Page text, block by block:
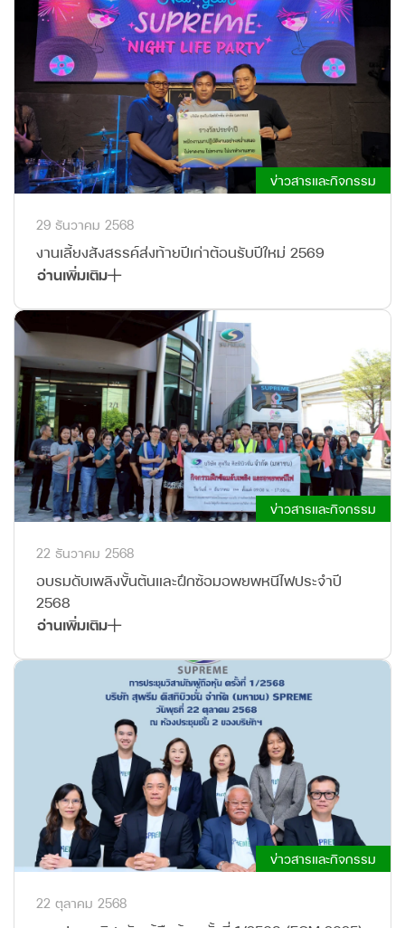
ข่าวสารและกิจกรรม
29 ธันวาคม 2568
งานเลี้ยงสังสรรค์ส่งท้ายปีเก่าต้อนรับปีใหม่ 2569
อ่านเพิ่มเติม
ข่าวสารและกิจกรรม
22 ธันวาคม 2568
อบรมดับเพลิงขั้นต้นและฝึกซ้อมอพยพหนีไฟประจำปี
2568
อ่านเพิ่มเติม
ข่าวสารและกิจกรรม
22 ตุลาคม 2568